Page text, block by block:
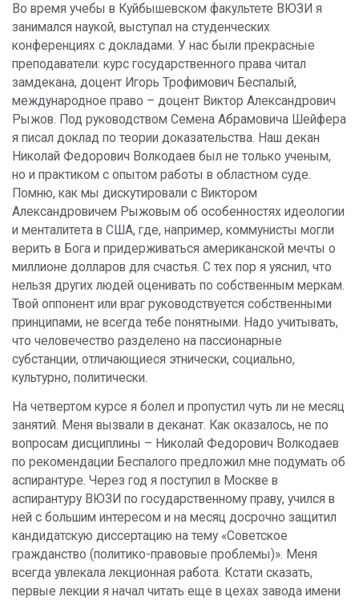
Во время учебы в Куйбышевском факультете ВЮЗИ я
занимался наукой, выступал на студенческих
конференциях с докладами. У нас были прекрасные
преподаватели: курс государственного права читал
замдекана, доцент Игорь Трофимович Беспалый,
международное право – доцент Виктор Александрович
Рыжов. Под руководством Семена Абрамовича Шейфера
я писал доклад по теории доказательства. Наш декан
Николай Федорович Волкодаев был не только ученым,
но и практиком с опытом работы в областном суде.
Помню, как мы дискутировали с Виктором
Александровичем Рыжовым об особенностях идеологии
и менталитета в США, где, например, коммунисты могли
верить в Бога и придерживаться американской мечты о
миллионе долларов для счастья. С тех пор я уяснил, что
нельзя других людей оценивать по собственным меркам.
Твой оппонент или враг руководствуется собственными
принципами, не всегда тебе понятными. Надо учитывать,
что человечество разделено на пассионарные
субстанции, отличающиеся этнически, социально,
культурно, политически.
На четвертом курсе я болел и пропустил чуть ли не месяц
занятий. Меня вызвали в деканат. Как оказалось, не по
вопросам дисциплины – Николай Федорович Волкодаев
по рекомендации Беспалого предложил мне подумать об
аспирантуре. Через год я поступил в Москве в
аспирантуру ВЮЗИ по государственному праву, учился в
ней с большим интересом и на месяц досрочно защитил
кандидатскую диссертацию на тему «Советское
гражданство (политико-правовые проблемы)». Меня
всегда увлекала лекционная работа. Кстати сказать,
первые лекции я начал читать еще в цехах завода имени